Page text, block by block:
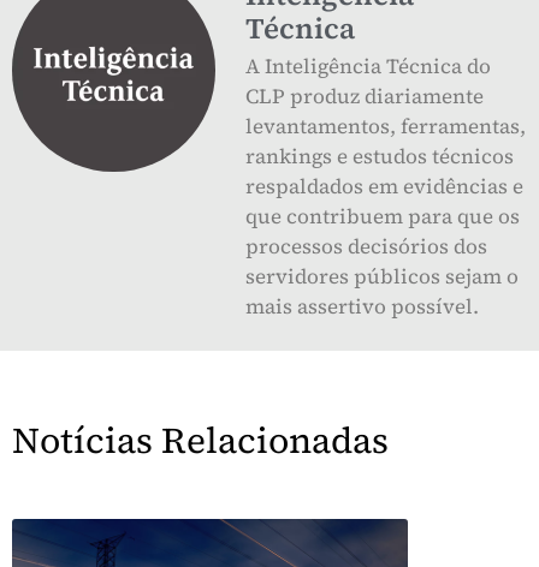
Técnica
A Inteligência Técnica do
CLP produz diariamente
levantamentos, ferramentas,
rankings e estudos técnicos
respaldados em evidências e
que contribuem para que os
processos decisórios dos
servidores públicos sejam o
mais assertivo possível.
Notícias Relacionadas